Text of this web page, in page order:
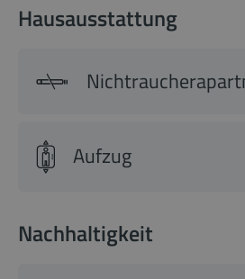
Hausausstattung
Aufzug
Nachhaltigkeit